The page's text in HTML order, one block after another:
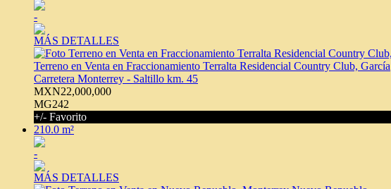
-
MÁS DETALLES
Terreno en Venta en Fraccionamiento Terralta Residencial Country Club, García
Carretera Monterrey - Saltillo km. 45
MXN22,000,000
MG242
+/- Favorito
210.0 m²
-
MÁS DETALLES